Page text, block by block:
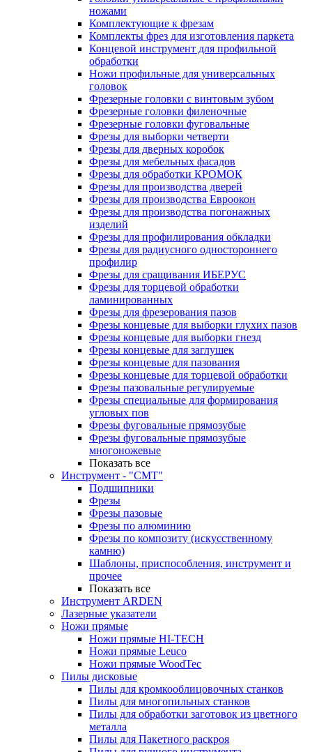
ножами
Комплектующие к фрезам
Комплекты фрез для изготовления паркета
Концевой инструмент для профильной
обработки
Ножи профильные для универсальных
головок
Фрезерные головки с винтовым зубом
Фрезерные головки филеночные
Фрезерные головки фуговальные
Фрезы для выборки четверти
Фрезы для дверных коробок
Фрезы для мебельных фасадов
Фрезы для обработки КРОМОК
Фрезы для производства дверей
Фрезы для производства Евроокон
Фрезы для производства погонажных
изделий
Фрезы для профилирования обкладки
Фрезы для радиусного одностороннего
профилир
Фрезы для сращивания ИБЕРУС
Фрезы для торцевой обработки
ламинированных
Фрезы для фрезерования пазов
Фрезы концевые для выборки глухих пазов
Фрезы концевые для выборки гнезд
Фрезы концевые для заглушек
Фрезы концевые для пазования
Фрезы концевые для торцевой обработки
Фрезы пазовальные регулируемые
Фрезы специальные для формирования
угловых пов
Фрезы фуговальные прямозубые
Фрезы фуговальные прямозубые
многоножевые
Показать все
Инструмент - "СМТ"
Подшипники
Фрезы
Фрезы пазовые
Фрезы по алюминию
Фрезы по композиту (искусственному
камню)
Шаблоны, приспособления, инструмент и
прочее
Показать все
Инструмент ARDEN
Лазерные указатели
Ножи прямые
Ножи прямые HI-TECH
Ножи прямые Leuco
Ножи прямые WoodTec
Пилы дисковые
Пилы для кромкооблицовочных станков
Пилы для многопильных станков
Пилы для обработки заготовок из цветного
металла
Пилы для Пакетного раскроя